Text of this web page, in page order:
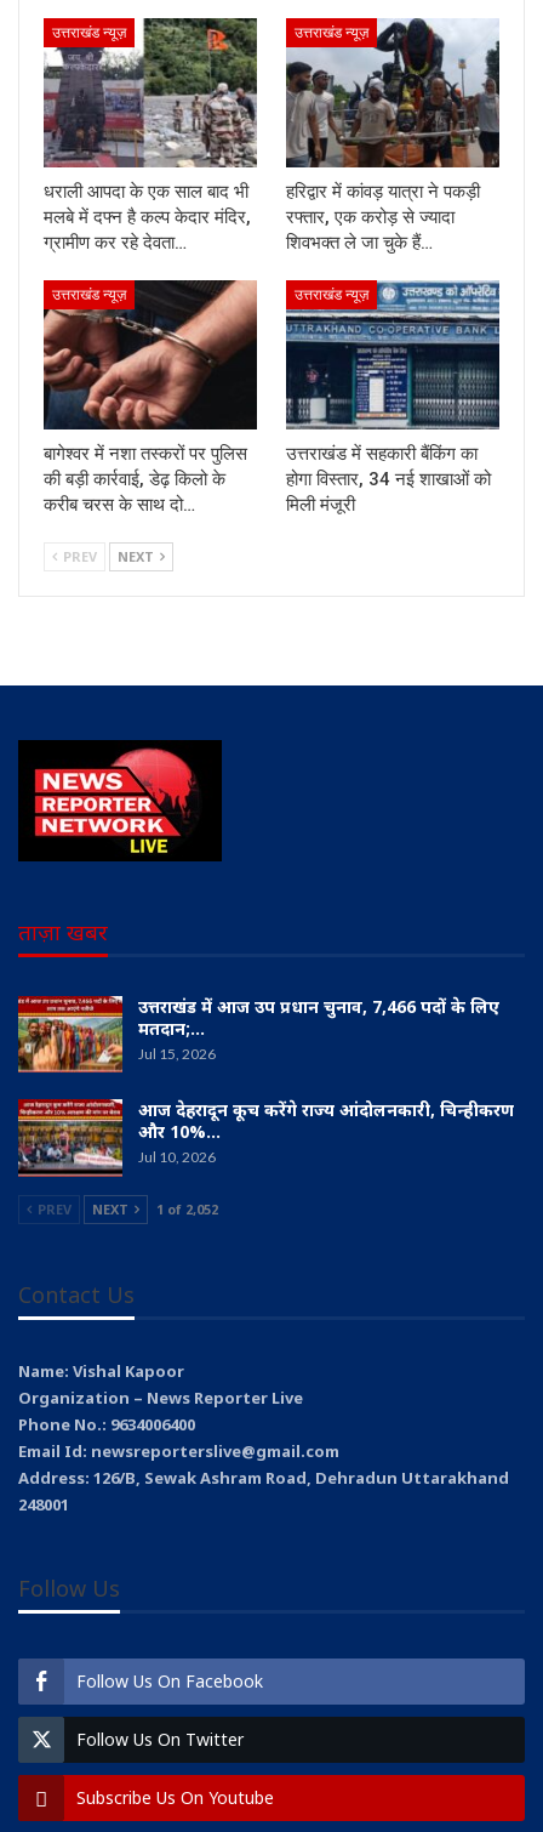
उत्तराखंड न्यूज़
धराली आपदा के एक साल बाद भी
मलबे में दफ्न है कल्प केदार मंदिर,
ग्रामीण कर रहे देवता…
उत्तराखंड न्यूज़
हरिद्वार में कांवड़ यात्रा ने पकड़ी
रफ्तार, एक करोड़ से ज्यादा
शिवभक्त ले जा चुके हैं…
उत्तराखंड न्यूज़
बागेश्वर में नशा तस्करों पर पुलिस
की बड़ी कार्रवाई, डेढ़ किलो के
करीब चरस के साथ दो…
उत्तराखंड न्यूज़
उत्तराखंड में सहकारी बैंकिंग का
होगा विस्तार, 34 नई शाखाओं को
मिली मंजूरी
PREV NEXT
ताज़ा खबर
उत्तराखंड में आज उप प्रधान चुनाव, 7,466 पदों के लिए
मतदान;…
Jul 15, 2026
आज देहरादून कूच करेंगे राज्य आंदोलनकारी, चिन्हीकरण
और 10%…
Jul 10, 2026
PREV NEXT 1 of 2,052
Contact Us
Name: Vishal Kapoor
Organization – News Reporter Live
Phone No.: 9634006400
Email Id: newsreporterslive@gmail.com
Address: 126/B, Sewak Ashram Road, Dehradun Uttarakhand
248001
Follow Us
Follow Us On Facebook
Follow Us On Twitter
Subscribe Us On Youtube